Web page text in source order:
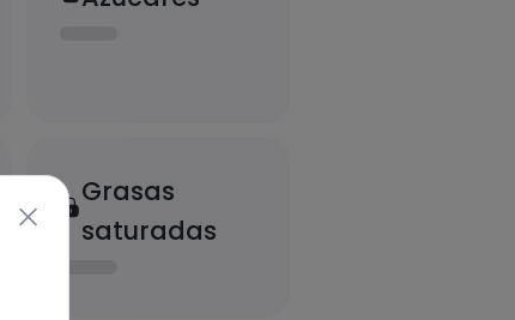
Grasas
saturadas